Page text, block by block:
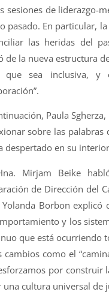
sesiones de liderazgo-
pasado. En particular,
las heridas del
de la nueva estructura
que sea inclusiva,
Paula
sobre las palabras
despertado en su
Mirjam Beike
de Dirección del
Yolanda Borbon explicó
y los
que está ocurriendo
cambios como el
por construir
una cultura universal de